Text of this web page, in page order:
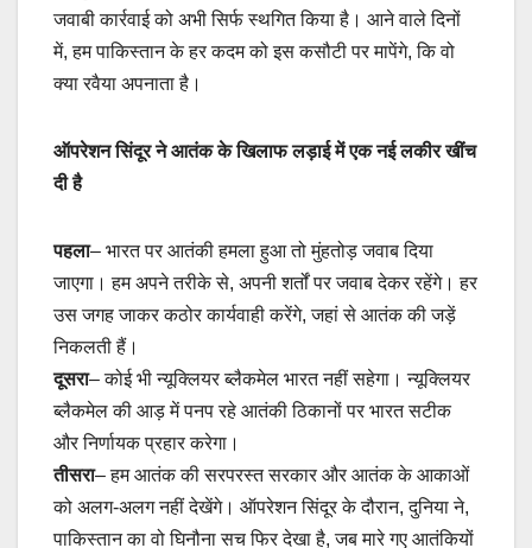
जवाबी कार्रवाई को अभी सिर्फ स्थगित किया है। आने वाले दिनों
में, हम पाकिस्तान के हर कदम को इस कसौटी पर मापेंगे, कि वो
क्या रवैया अपनाता है।
ऑपरेशन सिंदूर ने आतंक के खिलाफ लड़ाई में एक नई लकीर खींच
दी है
पहला– भारत पर आतंकी हमला हुआ तो मुंहतोड़ जवाब दिया
जाएगा। हम अपने तरीके से, अपनी शर्तों पर जवाब देकर रहेंगे। हर
उस जगह जाकर कठोर कार्यवाही करेंगे, जहां से आतंक की जड़ें
निकलती हैं।
दूसरा– कोई भी न्यूक्लियर ब्लैकमेल भारत नहीं सहेगा। न्यूक्लियर
ब्लैकमेल की आड़ में पनप रहे आतंकी ठिकानों पर भारत सटीक
और निर्णायक प्रहार करेगा।
तीसरा– हम आतंक की सरपरस्त सरकार और आतंक के आकाओं
को अलग-अलग नहीं देखेंगे। ऑपरेशन सिंदूर के दौरान, दुनिया ने,
पाकिस्तान का वो घिनौना सच फिर देखा है, जब मारे गए आतंकियों